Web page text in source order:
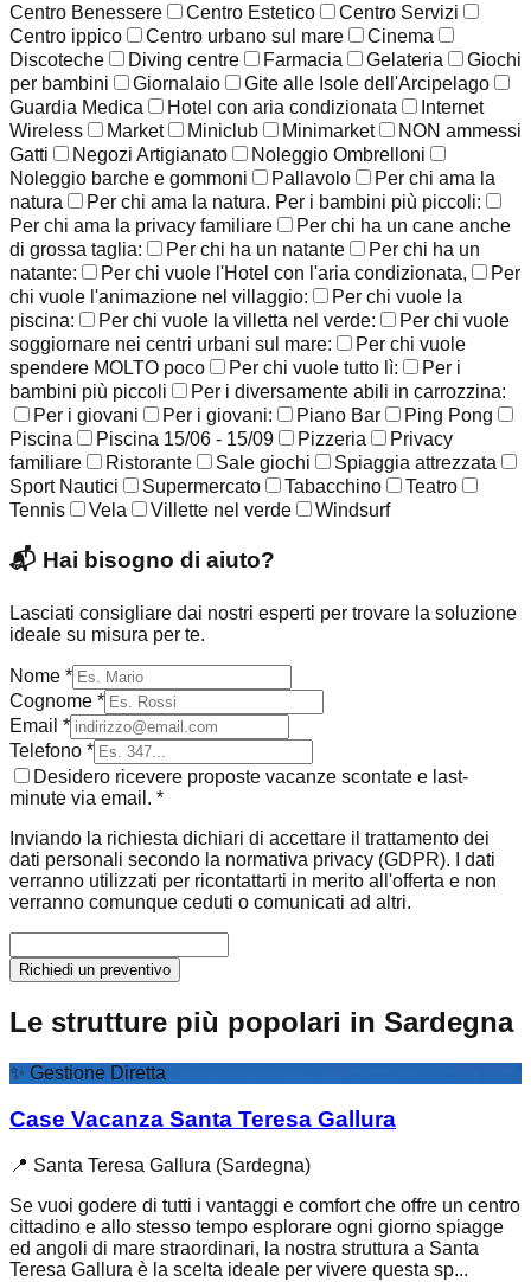
Centro Benessere
Centro Estetico
Centro Servizi
Centro ippico
Centro urbano sul mare
Cinema
Discoteche
Diving centre Farmacia Gelateria
Giochi
per bambini
Giornalaio
Gite alle Isole dell'Arcipelago
Guardia Medica
Hotel con aria condizionata
Internet
Wireless
Market Miniclub Minimarket
NON ammessi
Gatti
Negozi Artigianato
Noleggio Ombrelloni
Noleggio barche e gommoni
Pallavolo
Per chi ama la
natura
Per chi ama la natura. Per i bambini più piccoli:
Per chi ama la privacy familiare
Per chi ha un cane anche
di grossa taglia:
Per chi ha un natante
Per chi ha un
natante:
Per chi vuole l'Hotel con l'aria condizionata,
Per
chi vuole l'animazione nel villaggio:
Per chi vuole la
piscina:
Per chi vuole la villetta nel verde:
Per chi vuole
soggiornare nei centri urbani sul mare:
Per chi vuole
spendere MOLTO poco
Per chi vuole tutto lì:
Per i
bambini più piccoli
Per i diversamente abili in carrozzina:
Per i giovani
Per i giovani: Piano Bar
Ping Pong
Piscina
Piscina 15/06 - 15/09 Pizzeria
Privacy
familiare
Ristorante Sale giochi
Spiaggia attrezzata
Sport Nautici
Supermercato Tabacchino
Teatro
Tennis
Vela Villette nel verde Windsurf
📬 Hai bisogno di aiuto?
Lasciati consigliare dai nostri esperti per trovare la soluzione
ideale su misura per te.
Nome *
Cognome *
Email *
Telefono *
Desidero ricevere proposte vacanze scontate e last-
minute via email. *
Inviando la richiesta dichiari di accettare il trattamento dei
dati personali secondo la normativa privacy (GDPR). I dati
verranno utilizzati per ricontattarti in merito all'offerta e non
verranno comunque ceduti o comunicati ad altri.
Richiedi un preventivo
Le strutture più popolari in Sardegna
✨ Gestione Diretta
Case Vacanza Santa Teresa Gallura
📍 Santa Teresa Gallura (Sardegna)
Se vuoi godere di tutti i vantaggi e comfort che offre un centro
cittadino e allo stesso tempo esplorare ogni giorno spiagge
ed angoli di mare straordinari, la nostra struttura a Santa
Teresa Gallura è la scelta ideale per vivere questa sp...